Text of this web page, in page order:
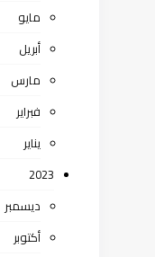
مايو
أبريل
مارس
فبراير
يناير
2023
ديسمبر
أكتوبر